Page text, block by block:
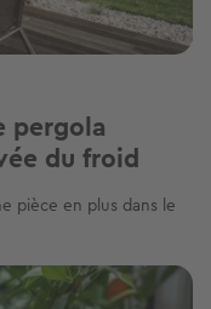
pergola
du froid
pièce en plus dans le